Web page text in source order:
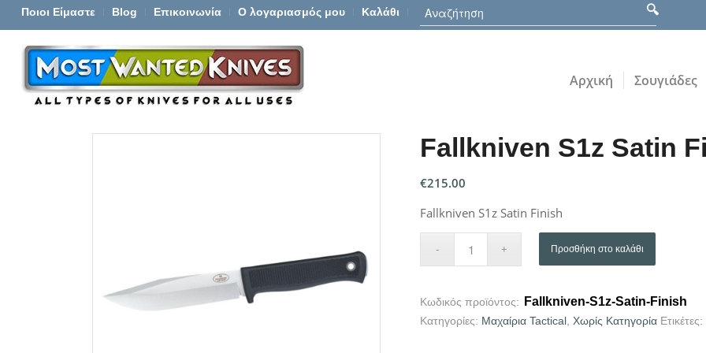
Ποιοι Είμαστε Blog Επικοινωνία Ο λογαριασμός μου Καλάθι
Αρχική Σουγιάδες
Fallkniven S1z Satin
€215.00
Fallkniven S1z Satin Finish
Προσθήκη στο καλάθι
Κωδικός προϊόντος: Fallkniven-S1z-Satin-Finish
Κατηγορίες: Μαχαίρια Tactical Χωρίς Κατηγορία Ετικέτες: